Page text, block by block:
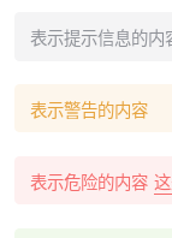
表示提示信息的内
表示警告的内容
表示危险的内容